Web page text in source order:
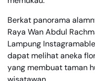
Berkat panorama
Raya Wan Abdul
Lampung
dapat melihat aneka
yang membuat taman